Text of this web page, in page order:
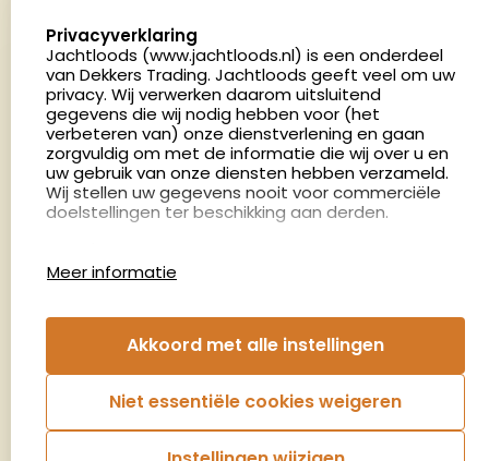
Nederland
4.8
2883 beoordelingen
Openingstijden
Dinsdag en donderdag: 13:00 - 17:00 én 18:00 - 21:00
uur
Afspraak maken
Nieuwsbrief
€5,- kortingsbon voor uw volgende bestelling.
Blijf op de hoogte van het laatste nieuws
select language
Privacyverklaring
Jachtloods (www.jachtloods.nl) is een onderdeel
van Dekkers Trading. Jachtloods geeft veel om uw
privacy. Wij verwerken daarom uitsluitend
gegevens die wij nodig hebben voor (het
verbeteren van) onze dienstverlening en gaan
zorgvuldig om met de informatie die wij over u en
uw gebruik van onze diensten hebben verzameld.
Wij stellen uw gegevens nooit voor commerciële
doelstellingen ter beschikking aan derden.
gebruiken en hoe effectief de Adwords-
advertenties van Dekkers trading bij Google
zoekresultaatpagina’s zijn. De aldus verkregen
informatie wordt, met inbegrip van het adres van
uw computer (IP-adres), overgebracht naar en
door Google opgeslagen op servers in de
Meer informatie
Akkoord met alle instellingen
Niet essentiële cookies weigeren